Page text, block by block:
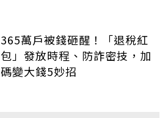
365萬戶被錢砸醒！「退稅紅
包」發放時程、防詐密技，加
碼變大錢5妙招